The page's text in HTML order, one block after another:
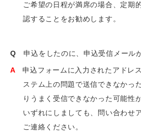
ご希望の日程が満席の場合、定期
認することをお勧めします。
Q申込をしたのに、申込受信メール
A申込フォームに入力されたアドレ
ステム上の問題で送信できなかっ
りうまく受信できなかった可能性
いずれにしましても、問い合わせ
ご連絡ください。